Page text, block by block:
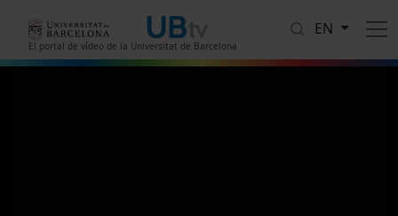
El portal de vídeo de la Universitat de Barcelona
EN